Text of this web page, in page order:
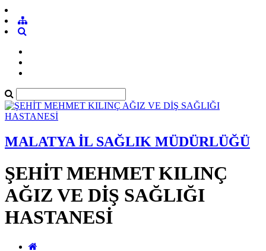
MALATYA İL SAĞLIK MÜDÜRLÜĞÜ
ŞEHİT MEHMET KILINÇ
AĞIZ VE DİŞ SAĞLIĞI
HASTANESİ